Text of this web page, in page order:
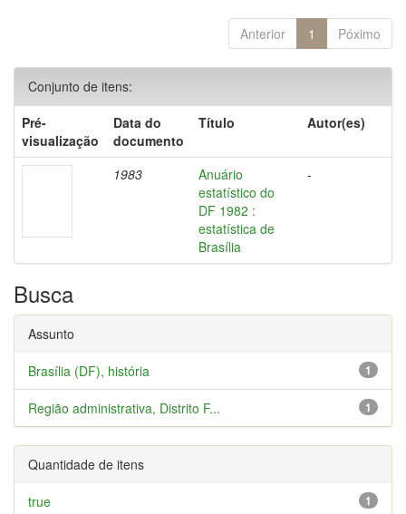
Anterior 1 Póximo
Conjunto de itens:
Pré-
visualização
Data do
documento
Título Autor(es)
1983
Anuário
estatístico do
DF 1982 :
estatística de
Brasília
-
Busca
Assunto
1
Brasília (DF), história
1
Região administrativa, Distrito F...
Quantidade de itens
1
true